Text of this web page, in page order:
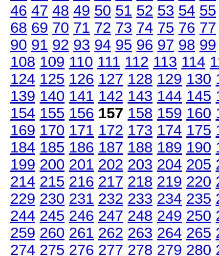
46 47 48 49 50 51 52 53 54 55
68 69 70 71 72 73 74 75 76 77
90 91 92 93 94 95 96 97 98 99
108 109 110 111 112 113 114
124 125 126 127 128 129 130
139 140 141 142 143 144 145
154 155 156 157 158 159 160
169 170 171 172 173 174 175
184 185 186 187 188 189 190
199 200 201 202 203 204 205
214 215 216 217 218 219 220
229 230 231 232 233 234 235
244 245 246 247 248 249 250
259 260 261 262 263 264 265
274 275 276 277 278 279 280